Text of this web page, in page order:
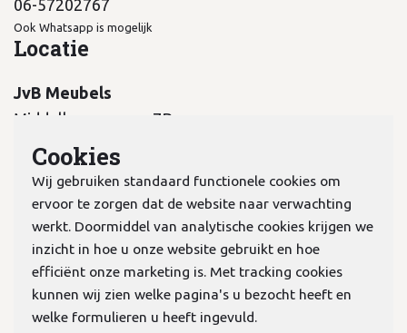
06-57202767
Ook Whatsapp is mogelijk
Locatie
JvB Meubels
Middelkampseweg 7B
5311 PC Gameren
KvK:70978298
Privacyverklaring
Cookies
Wij gebruiken standaard functionele cookies om
ervoor te zorgen dat de website naar verwachting
werkt. Doormiddel van analytische cookies krijgen we
inzicht in hoe u onze website gebruikt en hoe
efficiënt onze marketing is. Met tracking cookies
kunnen wij zien welke pagina's u bezocht heeft en
welke formulieren u heeft ingevuld.